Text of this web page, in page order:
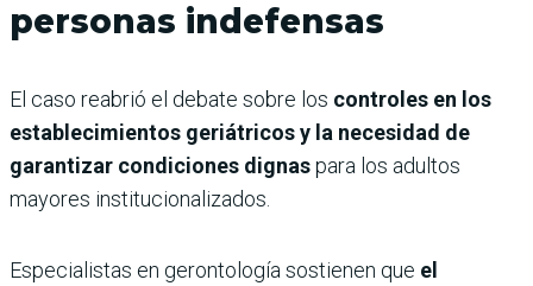
personas indefensas
El caso reabrió el debate sobre los controles en los
establecimientos geriátricos y la necesidad de
garantizar condiciones dignaspara los adultos
mayores institucionalizados.
Especialistas en gerontología sostienen que el